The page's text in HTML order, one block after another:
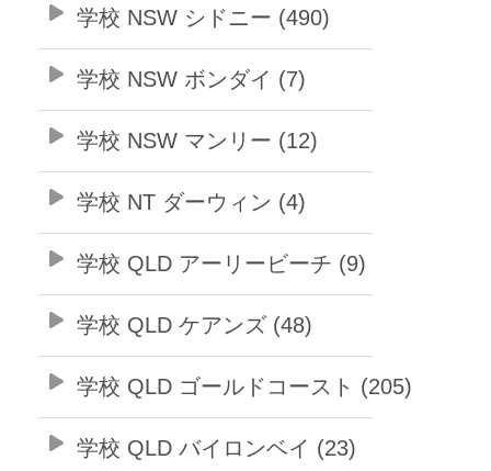
学校 NSW シドニー (490)
学校 NSW ボンダイ (7)
学校 NSW マンリー (12)
学校 NT ダーウィン (4)
学校 QLD アーリービーチ (9)
学校 QLD ケアンズ (48)
学校 QLD ゴールドコースト (205)
学校 QLD バイロンベイ (23)